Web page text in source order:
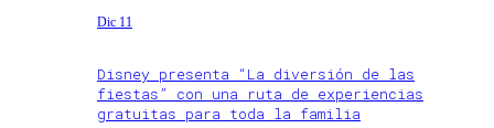
Dic 11
Disney presenta “La diversión de las
fiestas” con una ruta de experiencias
gratuitas para toda la familia